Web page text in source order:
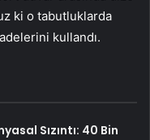
ki o tabutluklarda
kullandı.
Sızıntı: 40 Bin